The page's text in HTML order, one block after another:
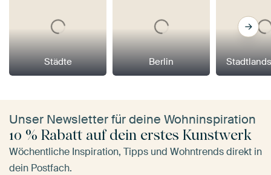
Städte Berlin
Unser Newsletter für deine Wohninspiration
10 % Rabatt auf dein erstes Kunstwerk
Wöchentliche Inspiration, Tipps und Wohntrends direkt in
dein Postfach.